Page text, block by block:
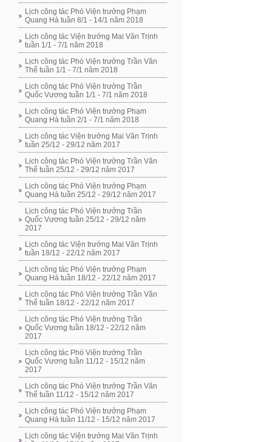
Lịch công tác Phó Viện trưởng Phạm
Quang Hà tuần 8/1 - 14/1 năm 2018
Lịch công tác Viện trưởng Mai Văn Trịnh
tuần 1/1 - 7/1 năm 2018
Lịch công tác Phó Viện trưởng Trần Văn
Thể tuần 1/1 - 7/1 năm 2018
Lịch công tác Phó Viện trưởng Trần
Quốc Vương tuần 1/1 - 7/1 năm 2018
Lịch công tác Phó Viện trưởng Phạm
Quang Hà tuần 2/1 - 7/1 năm 2018
Lịch công tác Viện trưởng Mai Văn Trịnh
tuần 25/12 - 29/12 năm 2017
Lịch công tác Phó Viện trưởng Trần Văn
Thể tuần 25/12 - 29/12 năm 2017
Lịch công tác Phó Viện trưởng Phạm
Quang Hà tuần 25/12 - 29/12 năm 2017
Lịch công tác Phó Viện trưởng Trần
Quốc Vương tuần 25/12 - 29/12 năm
2017
Lịch công tác Viện trưởng Mai Văn Trịnh
tuần 18/12 - 22/12 năm 2017
Lịch công tác Phó Viện trưởng Phạm
Quang Hà tuần 18/12 - 22/12 năm 2017
Lịch công tác Phó Viện trưởng Trần Văn
Thể tuần 18/12 - 22/12 năm 2017
Lịch công tác Phó Viện trưởng Trần
Quốc Vương tuần 18/12 - 22/12 năm
2017
Lịch công tác Phó Viện trưởng Trần
Quốc Vương tuần 11/12 - 15/12 năm
2017
Lịch công tác Phó Viện trưởng Trần Văn
Thể tuần 11/12 - 15/12 năm 2017
Lịch công tác Phó Viện trưởng Phạm
Quang Hà tuần 11/12 - 15/12 năm 2017
Lịch công tác Viện trưởng Mai Văn Trịnh